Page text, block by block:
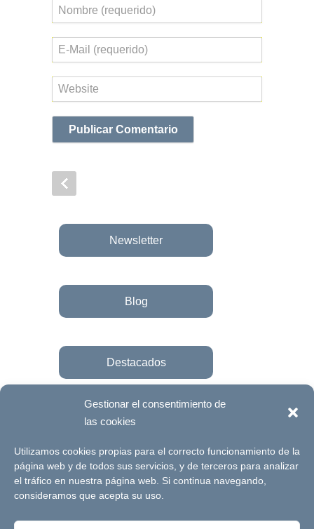
Gestionar el consentimiento de
las cookies
Utilizamos cookies propias para el correcto funcionamiento de la
página web y de todos sus servicios, y de terceros para analizar
el tráfico en nuestra página web. Si continua navegando,
consideramos que acepta su uso.
Nombre
Correo
electrónico
Web
Newsletter
Blog
Destacados
Únete a la fundación
© Futuro Singular Córdoba 2017. Web
desarrollada por